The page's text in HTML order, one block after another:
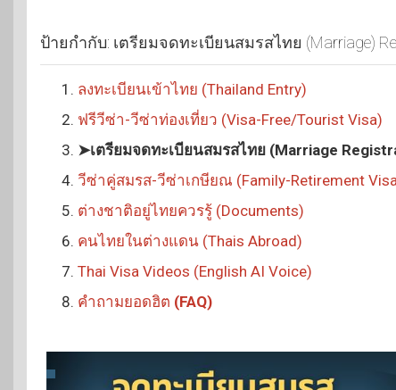
ป้ายกำกับ: เตรียมจดทะเบียนสมรสไทย (Marriage)
ลงทะเบียนเข้าไทย (Thailand Entry)
ฟรีวีซ่า-วีซ่าท่องเที่ยว (Visa-Free/Tourist Visa)
➤เตรียมจดทะเบียนสมรสไทย (Marriage
วีซ่าคู่สมรส-วีซ่าเกษียณ (Family-Retirement
ต่างชาติอยู่ไทยควรรู้ (Documents)
คนไทยในต่างแดน (Thais Abroad)
Thai Visa Videos (English AI Voice)
คำถามยอดฮิต (FAQ)